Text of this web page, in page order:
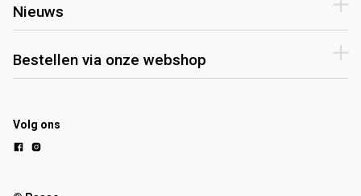
Nieuws
Bestellen via onze webshop
Volg ons